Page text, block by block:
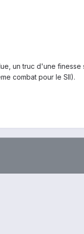
un truc d'une finesse
combat pour le SII).